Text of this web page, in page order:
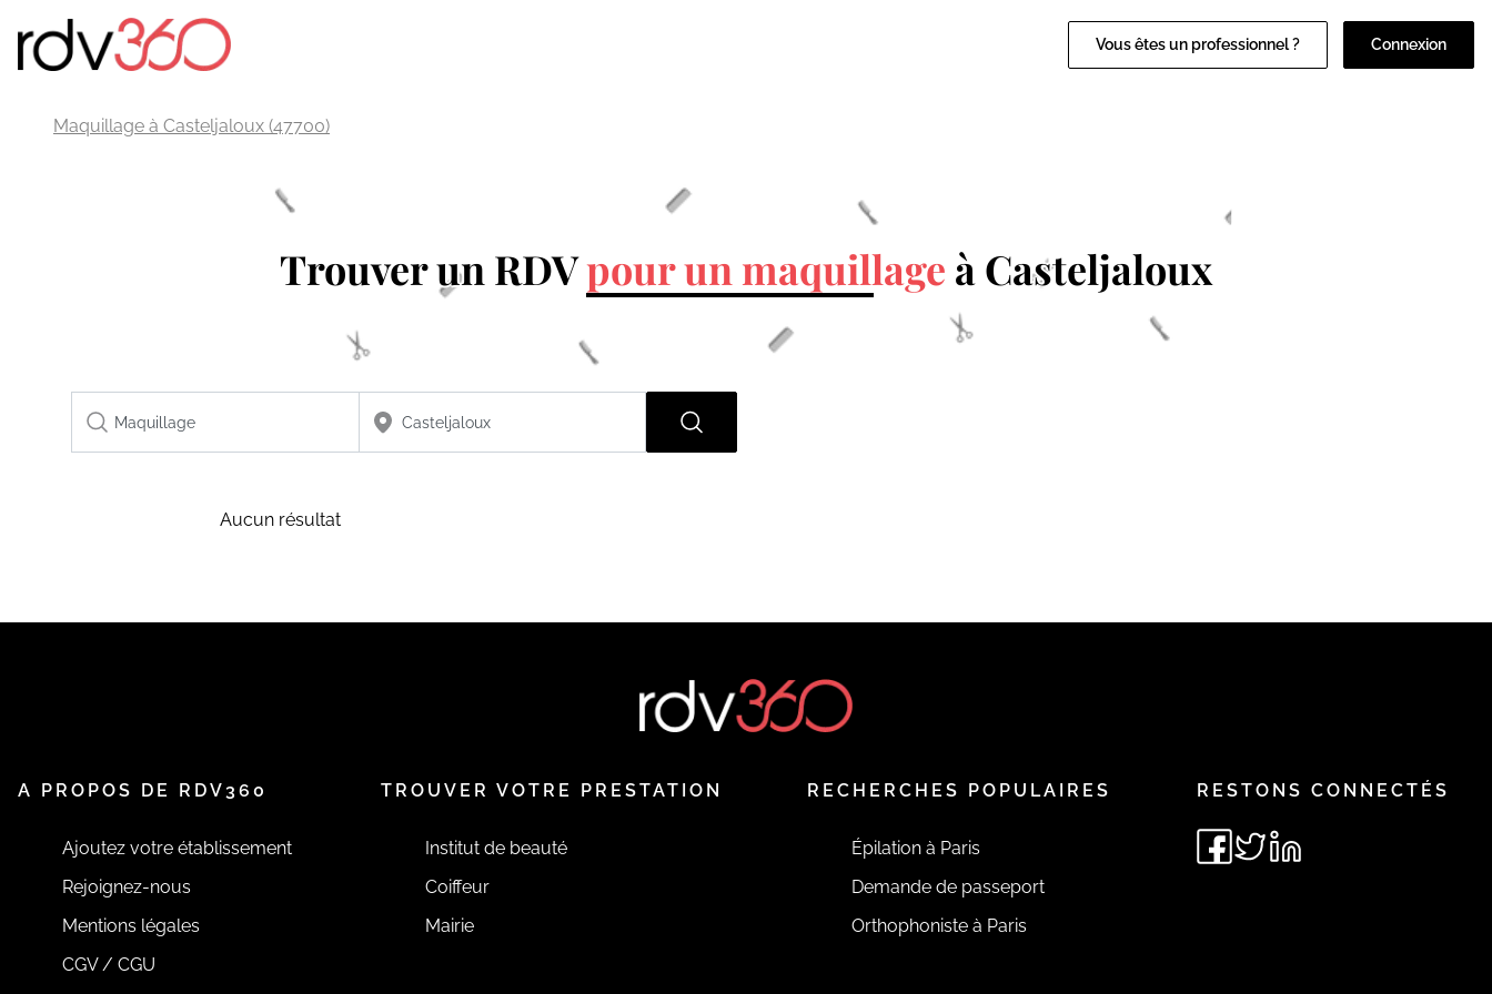
Vous êtes un professionnel ? Connexion
Maquillage à Casteljaloux (47700)
Trouver un RDVpour un maquillage à Casteljaloux
Aucun résultat
A PROPOS DE RDV360
Ajoutez votre établissement
Rejoignez-nous
Mentions légales
CGV / CGU
TROUVER VOTRE PRESTATION
Institut de beauté
Coiffeur
Mairie
RECHERCHES POPULAIRES
Épilation à Paris
Demande de passeport
Orthophoniste à Paris
RESTONS CONNECTÉS